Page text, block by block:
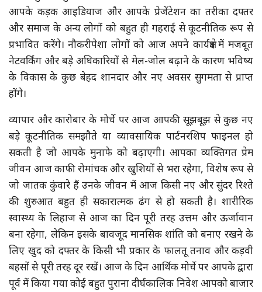
आपके कड़क आइडियाज और आपके प्रेजेंटेशन का तरीका दफ्तर
और समाज के अन्य लोगों को बहुत ही गहराई से कूटनीतिक रूप से
प्रभावित करेंगे। नौकरीपेशा लोगों को आज अपने कार्यक्षेत्र में मजबूत
नेटवर्किंग और बड़े अधिकारियों से मेल-जोल बढ़ाने के कारण भविष्य
के विकास के कुछ बेहद शानदार और नए अवसर सुगमता से प्राप्त
होंगे।
व्यापार और कारोबार के मोर्चे पर आज आपकी सूझबूझ से कुछ नए
बड़े कूटनीतिक समझौते या व्यावसायिक पार्टनरशिप फाइनल हो
सकती है जो आपके मुनाफे को बढ़ाएगी। आपका व्यक्तिगत प्रेम
जीवन आज काफी रोमांचक और खुशियों से भरा रहेगा, विशेष रूप से
जो जातक कुंवारे हैं उनके जीवन में आज किसी नए और सुंदर रिश्ते
की शुरुआत बहुत ही सकारात्मक ढंग से हो सकती है। शारीरिक
स्वास्थ्य के लिहाज से आज का दिन पूरी तरह उत्तम और ऊर्जावान
बना रहेगा, लेकिन इसके बावजूद मानसिक शांति को बनाए रखने के
लिए खुद को दफ्तर के किसी भी प्रकार के फालतू तनाव और कड़वी
बहसों से पूरी तरह दूर रखें। आज के दिन आर्थिक मोर्चे पर आपके द्वारा
पूर्व में किया गया कोई बहुत पुराना दीर्घकालिक निवेश आपको बाजार